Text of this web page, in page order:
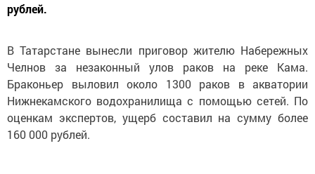
рублей.
В Татарстане вынесли приговор жителю Набережных
Челнов за незаконный улов раков на реке Кама.
Браконьер выловил около 1300 раков в акватории
Нижнекамского водохранилища с помощью сетей. По
оценкам экспертов, ущерб составил на сумму более
160 000 рублей.